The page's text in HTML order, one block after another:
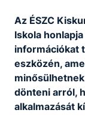
Az ÉSZC
Iskola
információkat
eszközén,
dönteni arról,
alkalmazását